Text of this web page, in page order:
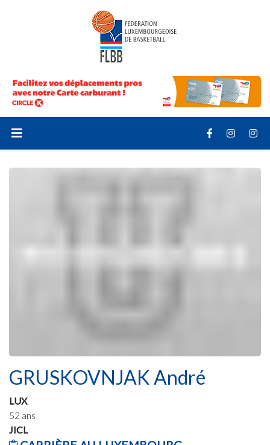
GRUSKOVNJAK André
LUX
52 ans
JICL